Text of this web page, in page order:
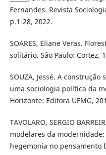
Fernandes. Revista
p.1-28, 2022.
SOARES, Eliane Veras.
solitário. São Paulo: Cortez,
SOUZA, Jessé. A
uma sociologia política da
Horizonte: Editora UFMG,
TAVOLARO, SERGIO
modelares da
hegemonia no pensamento